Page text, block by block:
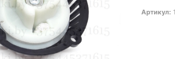
Артикул: